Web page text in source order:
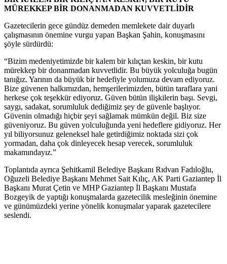
MÜREKKEP BİR DONANMADAN KUVVETLİDİR
Gazetecilerin gece gündüz demeden memlekete dair duyarlı
çalışmasının önemine vurgu yapan Başkan Şahin, konuşmasını
şöyle sürdürdü:
“Bizim medeniyetimizde bir kalem bir kılıçtan keskin, bir kutu
mürekkep bir donanmadan kuvvetlidir. Bu büyük yolculuğa bugün
tanığız. Yarının da büyük bir hedefiyle yolumuza devam ediyoruz.
Bize güvenen halkımızdan, hemşerilerimizden, bütün taraflara yani
herkese çok teşekkür ediyoruz. Güven bütün ilişkilerin başı. Sevgi,
saygı, sadakat, sorumluluk dediğimiz şey de güvenle başlıyor.
Güvenin olmadığı hiçbir şeyi sağlamak mümkün değil. Biz size
güveniyoruz. Bu güven yolculuğunda yeni hedeflere gidiyoruz. Her
yıl biliyorsunuz geleneksel hale getirdiğimiz noktada sizi çok
yormadan, daha çok dinleyecek hesap verecek, sorumluluk
makamındayız.”
Toplantıda ayrıca Şehitkamil Belediye Başkanı Rıdvan Fadıloğlu,
Oğuzeli Belediye Başkanı Mehmet Sait Kılıç, AK Parti Gaziantep İl
Başkanı Murat Çetin ve MHP Gaziantep İl Başkanı Mustafa
Bozgeyik de yaptığı konuşmalarda gazetecilik mesleğinin önemine
ve günümüzdeki yerine yönelik konuşmalar yaparak gazetecilere
seslendi.